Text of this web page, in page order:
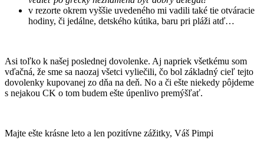
v rezorte okrem vyššie uvedeného mi vadili také tie otváracie
hodiny, či jedálne, detského kútika, baru pri pláži atď…
Asi toľko k našej poslednej dovolenke. Aj napriek všetkému som
vďačná, že sme sa naozaj všetci vyliečili, čo bol základný cieľ tejto
dovolenky kupovanej zo dňa na deň. No a či ešte niekedy pôjdeme
s nejakou CK o tom budem ešte úpenlivo premýšľať.
Majte ešte krásne leto a len pozitívne zážitky, Váš Pimpi